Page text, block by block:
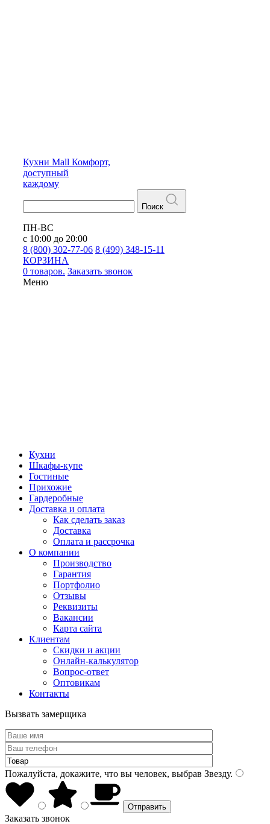
Кухни Mall Комфорт,
доступный
каждому
Поиск
ПН-ВС
с 10:00 до 20:00
8 (800) 302-77-06 8 (499) 348-15-11
КОРЗИНА
0 товаров. Заказать звонок
Меню
Кухни
Шкафы-купе
Гостиные
Прихожие
Гардеробные
Доставка и оплата
Как сделать заказ
Доставка
Оплата и рассрочка
О компании
Производство
Гарантия
Портфолио
Отзывы
Реквизиты
Вакансии
Карта сайта
Клиентам
Скидки и акции
Онлайн-калькулятор
Вопрос-ответ
Оптовикам
Контакты
Вызвать замерщика
Пожалуйста, докажите, что вы человек, выбрав Звезду.
Заказать звонок